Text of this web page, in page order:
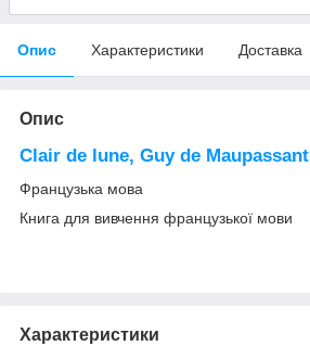
Опис Характеристики Доставка
Опис
Clair de lune, Guy de Maupassant
Французька мова
Книга для вивчення французької мови
Характеристики